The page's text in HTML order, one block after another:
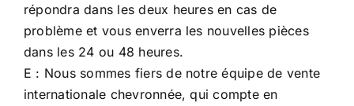
problème et vous enverra les nouvelles pièces
dans les 24 ou 48 heures.
E : Nous sommes fiers de notre équipe de vente
internationale chevronnée, qui compte en
moyenne plus de deux ans d'expérience et qui